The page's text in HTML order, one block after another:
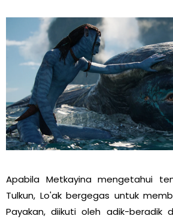
Apabila Metkayina mengetahui
Tulkun, Lo'ak bergegas untuk
Payakan, diikuti oleh adik-beradik